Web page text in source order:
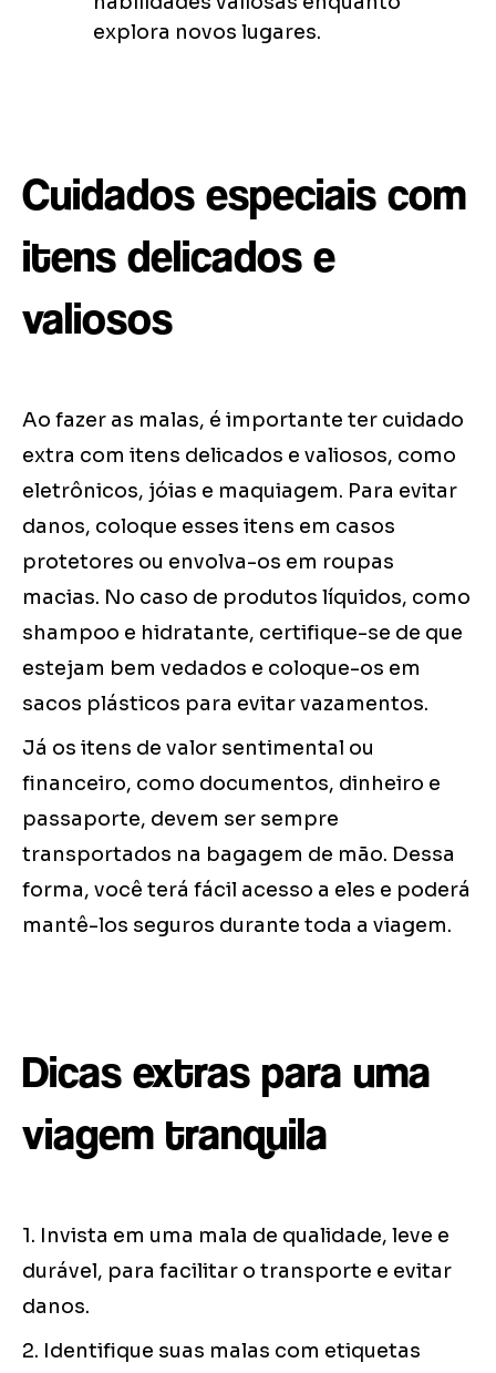
explora novos lugares.
Cuidados especiais com
itens delicados e
valiosos
Ao fazer as malas, é importante ter cuidado
extra com itens delicados e valiosos, como
eletrônicos, jóias e maquiagem. Para evitar
danos, coloque esses itens em casos
protetores ou envolva-os em roupas
macias. No caso de produtos líquidos, como
shampoo e hidratante, certifique-se de que
estejam bem vedados e coloque-os em
sacos plásticos para evitar vazamentos.
Já os itens de valor sentimental ou
financeiro, como documentos, dinheiro e
passaporte, devem ser sempre
transportados na bagagem de mão. Dessa
forma, você terá fácil acesso a eles e poderá
mantê-los seguros durante toda a viagem.
Dicas extras para uma
viagem tranquila
1. Invista em uma mala de qualidade, leve e
durável, para facilitar o transporte e evitar
danos.
2. Identifique suas malas com etiquetas